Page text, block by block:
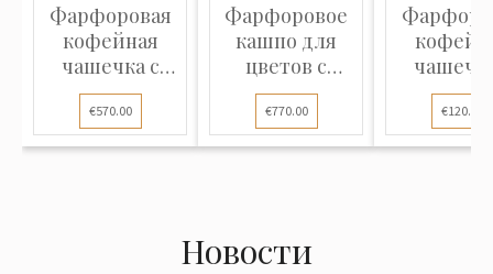
Фарфоровая
кофейная
чашечка с
серебряным
подстаканником
и блюдцем
€570.00
Фарфоровое
кашпо для
цветов с
попугаем
€770.00
"Синий
€120.00
Новости